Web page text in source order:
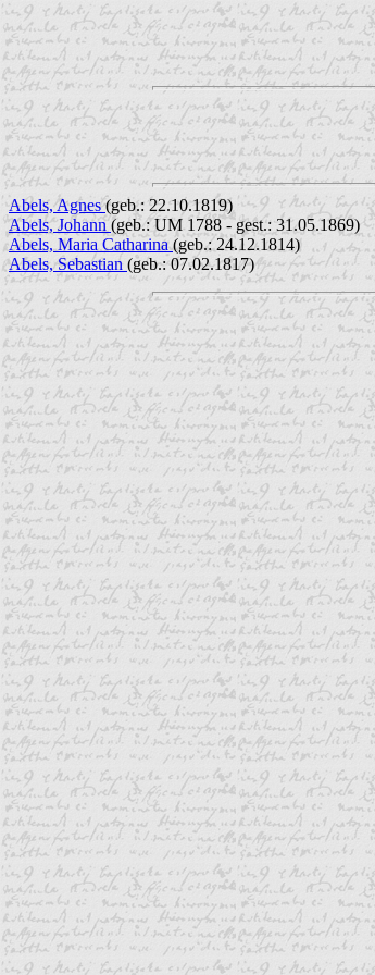
Abels, Agnes(geb.: 22.10.1819)
Abels, Johann(geb.: UM 1788 - gest.: 31.05.1869)
Abels, Maria Catharina(geb.: 24.12.1814)
Abels, Sebastian (geb.: 07.02.1817)